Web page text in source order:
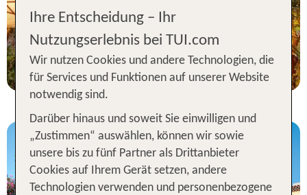
7 Nächte, Ü, DZ
p.P. ab 296 €
Ihre Entscheidung – Ihr
Nutzungserlebnis bei TUI.com
Wir nutzen Cookies und andere Technologien, die
für Services und Funktionen auf unserer Website
notwendig sind.
Darüber hinaus und soweit Sie einwilligen und
„Zustimmen“ auswählen, können wir sowie
unsere bis zu fünf Partner als Drittanbieter
Cookies auf Ihrem Gerät setzen, andere
Technologien verwenden und personenbezogene